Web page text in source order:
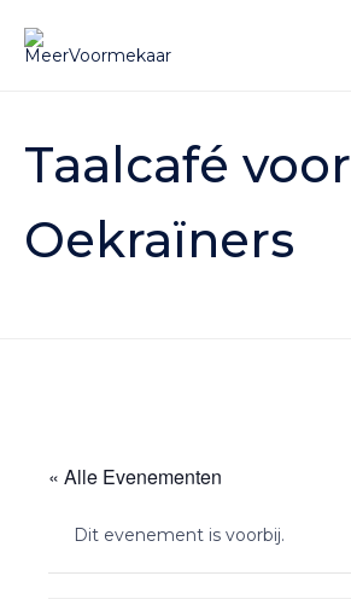
content
Taalcafé voor
Oekraïners
« Alle Evenementen
Dit evenement is voorbij.